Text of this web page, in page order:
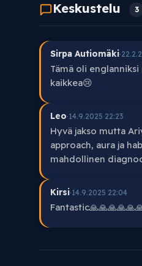
Keskustelu 3
Sirpa Autiomäki·
Tämä oli
kaikkea😢
Leo·14.9.2025 22:23
Hyvä jakso mutta
approach, aura ja
mahdollinen
Kirsi·14.9.2025 22:04